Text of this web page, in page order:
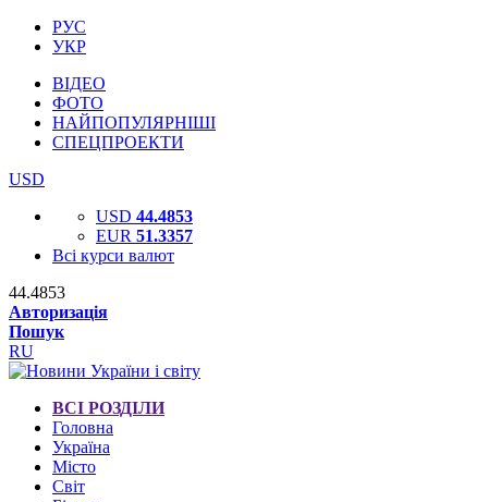
РУС
УКР
ВІДЕО
ФОТО
НАЙПОПУЛЯРНІШІ
СПЕЦПРОЕКТИ
USD
USD 44.4853
EUR 51.3357
Всі курси валют
44.4853
Авторизація
Пошук
RU
ВСІ РОЗДІЛИ
Головна
Україна
Місто
Світ